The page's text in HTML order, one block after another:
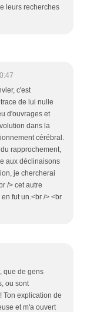
leurs recherches
c'est
de lui nulle
d'ouvrages et
dans la
cérébral.
rapprochement,
aux déclinaisons
je chercherai
/> cet autre
fut un.<br /> <br
que de gens
ou sont
Ton explication de
et m'a ouvert